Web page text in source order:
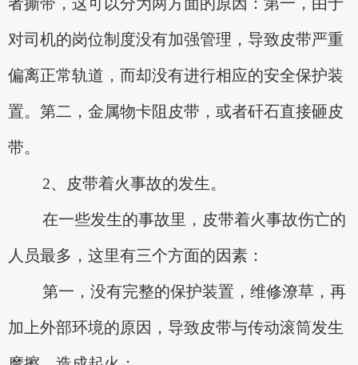
对司机的岗位制度没有加强管理，导致皮带严重
偏离正常轨道，而却没有进行相应的安全保护装
置。第二，金属物卡阻皮带，或者矸石直接砸皮
带。
2、皮带着火事故的发生。
在一些发生的事故里，皮带着火事故伤亡的
人员最多，这里有三个方面的因素：
第一，没有完整的保护装置，维修潦草，再
加上外部环境的原因，导致皮带与传动滚筒发生